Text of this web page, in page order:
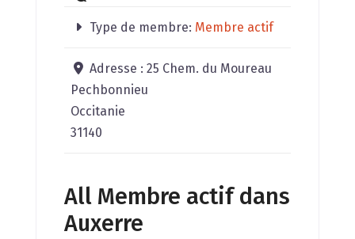
Type de membre: Membre actif
Adresse :25 Chem. du Moureau
Pechbonnieu
Occitanie
31140
All Membre actif dans
Auxerre